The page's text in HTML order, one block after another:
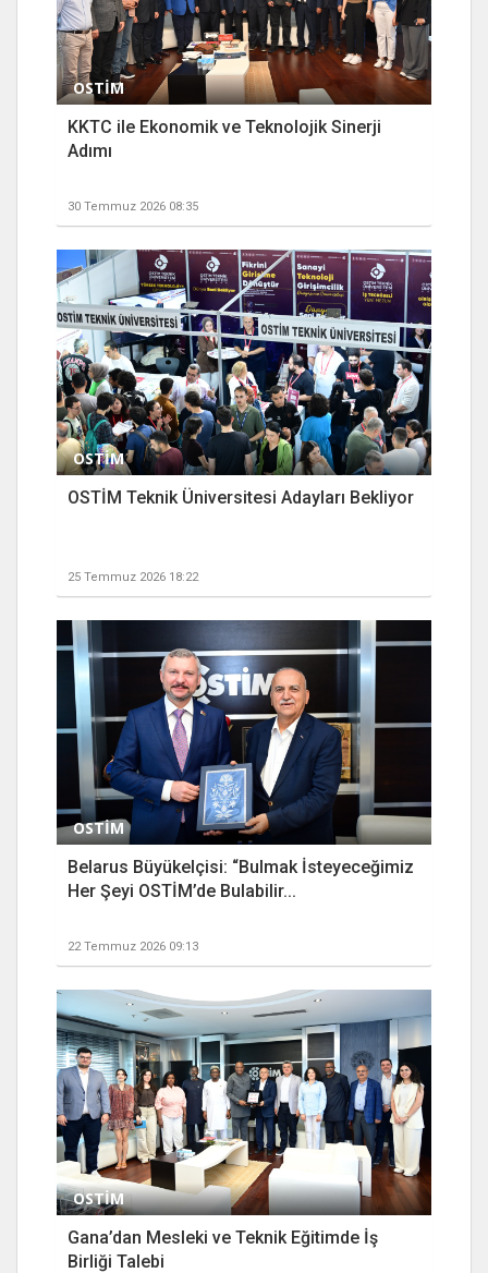
OSTİM
KKTC ile Ekonomik ve Teknolojik Sinerji
Adımı
30 Temmuz 2026 08:35
OSTİM
OSTİM Teknik Üniversitesi Adayları Bekliyor
25 Temmuz 2026 18:22
OSTİM
Belarus Büyükelçisi: “Bulmak İsteyeceğimiz
Her Şeyi OSTİM’de Bulabilir...
22 Temmuz 2026 09:13
OSTİM
Gana’dan Mesleki ve Teknik Eğitimde İş
Birliği Talebi